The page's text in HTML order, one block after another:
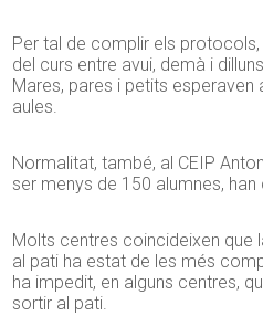
Per tal de complir els protocols,
del curs entre avui, demà i
Mares, pares i petits
aules.
Normalitat, també, al CEIP
ser menys de 150 alumnes,
Molts centres coincideixen que
al pati ha estat de les més
ha impedit, en alguns centres,
sortir al pati.